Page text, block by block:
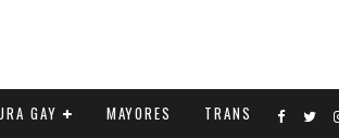
GAY MAYORES TRANS